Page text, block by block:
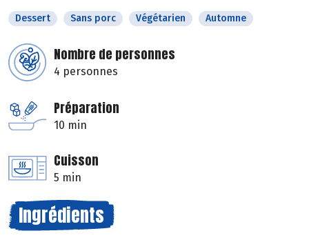
Dessert Sans porc Végétarien Automne
Nombre de personnes
4 personnes
Préparation
10 min
Cuisson
5 min
Ingrédients